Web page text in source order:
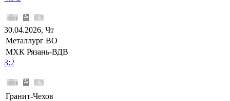
30.04.2026, Чт
Металлург ВО
МХК Рязань-ВДВ
3:2
Гранит-Чехов